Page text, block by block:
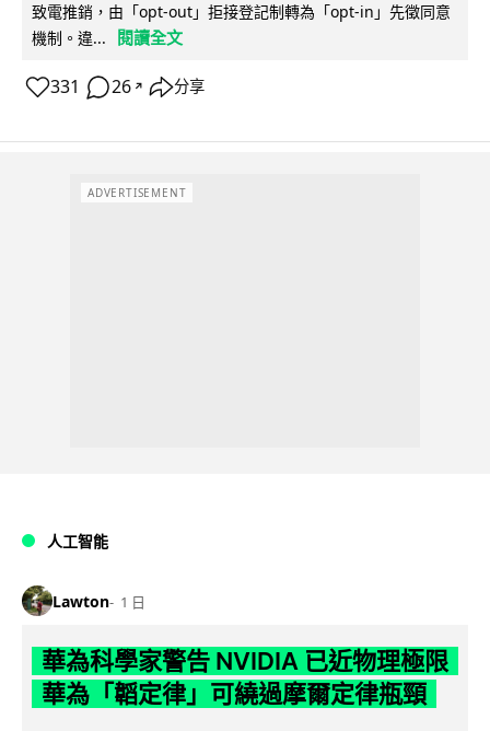
致電推銷，由「opt-out」拒接登記制轉為「opt-in」先徵同意
機制。違...
閱讀全文
331 26 ↗ 分享
ADVERTISEMENT
人工智能
Lawton 1 日
華為科學家警告 NVIDIA 已近物理極限
華為「韜定律」可繞過摩爾定律瓶頸